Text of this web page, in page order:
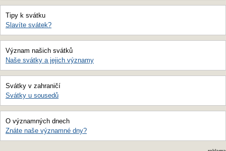
Tipy k svátku
Slavíte svátek?
Význam našich svátků
Naše svátky a jejich významy
Svátky v zahraničí
Svátky u sousedů
O významných dnech
Znáte naše významné dny?